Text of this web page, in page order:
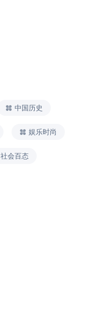
中国历史
娱乐时尚
社会百态